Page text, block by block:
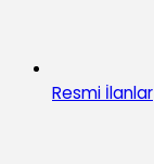
Resmi İlanlar